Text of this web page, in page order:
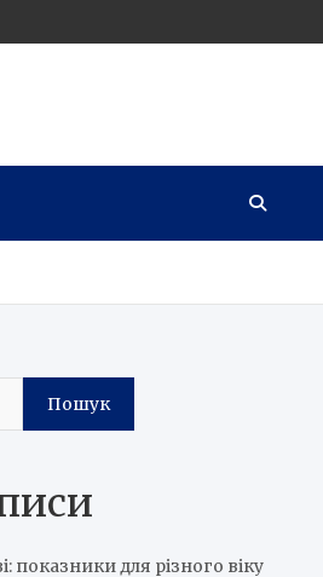
Пошук
показники для різного віку